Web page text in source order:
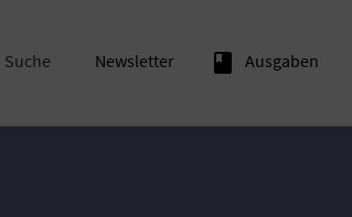
Suche Newsletter book Ausgaben